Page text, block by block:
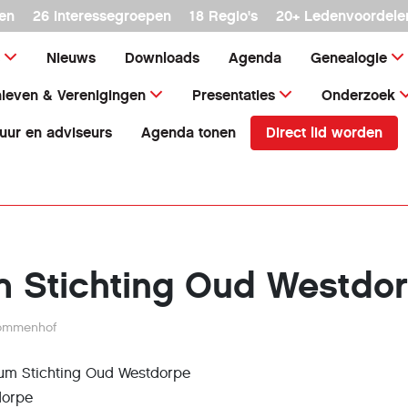
26 interessegroepen 18 Regio's 20+
Nieuws Downloads Agenda Genealogie
& Verenigingen Presentaties Onderzoek
en adviseurs Agenda tonen Direct lid worden
Stichting Oud
Stichting Oud Westdorpe